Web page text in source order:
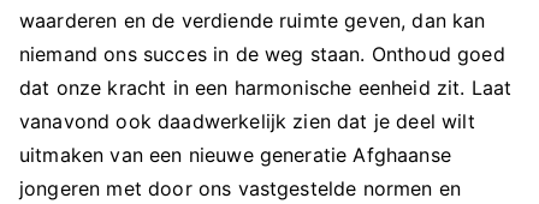
waarderen en de verdiende ruimte geven, dan kan
niemand ons succes in de weg staan. Onthoud goed
dat onze kracht in een harmonische eenheid zit. Laat
vanavond ook daadwerkelijk zien dat je deel wilt
uitmaken van een nieuwe generatie Afghaanse
jongeren met door ons vastgestelde normen en